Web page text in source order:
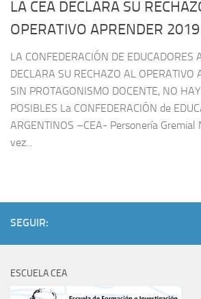
LA CEA DECLARA SU
OPERATIVO APRENDER 2019
LA CONFEDERACIÓN DE EDUCADORES
DECLARA SU RECHAZO AL OPERATIVO
SIN PROTAGONISMO DOCENTE, NO
POSIBLES La CONFEDERACIÓN de
ARGENTINOS –CEA- Personería
vez...
SEGUIR:
ESCUELA CEA